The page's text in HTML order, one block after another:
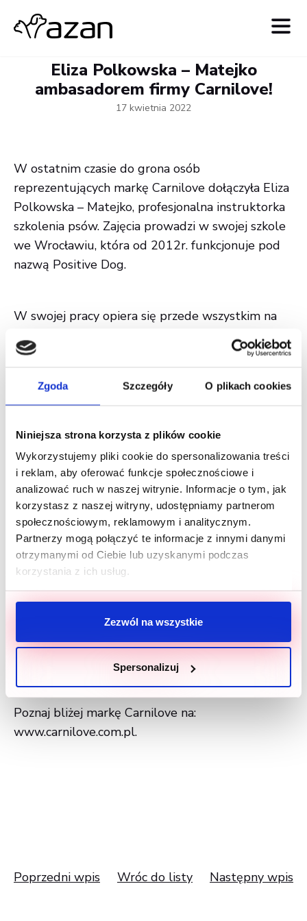
Zgoda Szczegóły O plikach cookies
Niniejsza strona korzysta z plików cookie
Wykorzystujemy pliki cookie do spersonalizowania treści
i reklam, aby oferować funkcje społecznościowe i
analizować ruch w naszej witrynie. Informacje o tym, jak
korzystasz z naszej witryny, udostępniamy partnerom
społecznościowym, reklamowym i analitycznym.
Partnerzy mogą połączyć te informacje z innymi danymi
otrzymanymi od Ciebie lub uzyskanymi podczas
korzystania z ich usług.
Zezwól na wszystkie
Spersonalizuj
Eliza Polkowska – Matejko
ambasadorem firmy Carnilove!
17 kwietnia 2022
W ostatnim czasie do grona osób
reprezentujących markę Carnilove dołączyła Eliza
Polkowska – Matejko, profesjonalna instruktorka
szkolenia psów. Zajęcia prowadzi w swojej szkole
we Wrocławiu, która od 2012r. funkcjonuje pod
nazwą Positive Dog.
W swojej pracy opiera się przede wszystkim na
edukacji opiekunów, którzy poznają tajniki
prawidłowej relacji z psem i uczą się jego
instruktorką psiego fitnessu, a także
holistycznym podejściu do zwierząt łączy również
zainteresowanie kwestiami związanymi z
żywieniem czworonogów oraz medycyną
wschodu. Razem z nią mieszkają trzy suczki:
Rawchi i Prana (dwa border collie) i Sigma (mix
husky). Ze wszystkimi trenuje nosework, a z
owczarkami dodatkowo ćwiczy dogfrisbee. Eliza
występowała już w roli eksperta na kanale
związanych m.in. z wychowaniem. Obecnie zajmuje
się wspieraniem marki Carnilove, której misją jest
zapewnienie kotom i psom karm, a także
przysmaków wyłącznie najwyższej jakości.
Poznaj bliżej markę Carnilove na:
www.carnilove.com.pl.
Poprzedni wpis Wróc do listy Następny wpis